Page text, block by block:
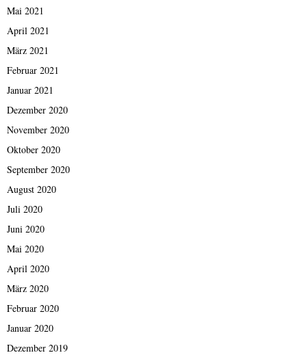
Mai 2021
April 2021
März 2021
Februar 2021
Januar 2021
Dezember 2020
November 2020
Oktober 2020
September 2020
August 2020
Juli 2020
Juni 2020
Mai 2020
April 2020
März 2020
Februar 2020
Januar 2020
Dezember 2019